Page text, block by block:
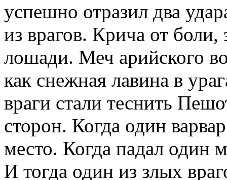
успешно отразил два
из врагов. Крича от боли,
лошади. Меч арийского
как снежная лавина в
враги стали теснить
сторон. Когда один
место. Когда падал один
И тогда один из злых